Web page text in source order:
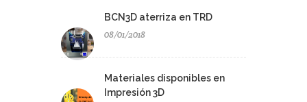
BCN3D aterriza en TRD
08/01/2018
Materiales disponibles en
Impresión 3D